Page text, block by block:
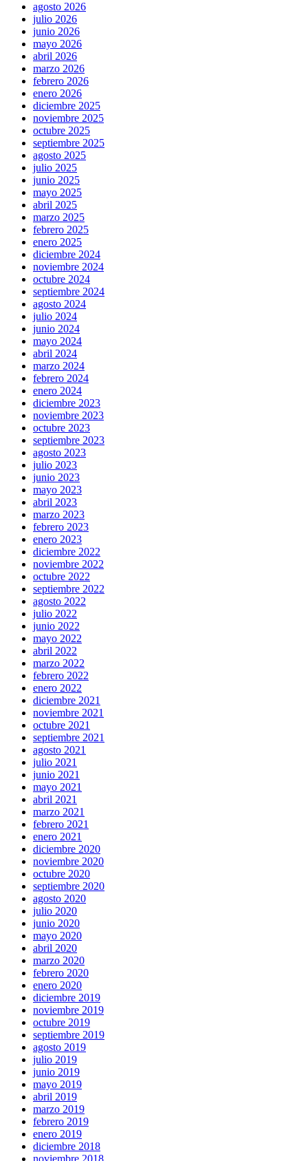
agosto 2026
julio 2026
junio 2026
mayo 2026
abril 2026
marzo 2026
febrero 2026
enero 2026
diciembre 2025
noviembre 2025
octubre 2025
septiembre 2025
agosto 2025
julio 2025
junio 2025
mayo 2025
abril 2025
marzo 2025
febrero 2025
enero 2025
diciembre 2024
noviembre 2024
octubre 2024
septiembre 2024
agosto 2024
julio 2024
junio 2024
mayo 2024
abril 2024
marzo 2024
febrero 2024
enero 2024
diciembre 2023
noviembre 2023
octubre 2023
septiembre 2023
agosto 2023
julio 2023
junio 2023
mayo 2023
abril 2023
marzo 2023
febrero 2023
enero 2023
diciembre 2022
noviembre 2022
octubre 2022
septiembre 2022
agosto 2022
julio 2022
junio 2022
mayo 2022
abril 2022
marzo 2022
febrero 2022
enero 2022
diciembre 2021
noviembre 2021
octubre 2021
septiembre 2021
agosto 2021
julio 2021
junio 2021
mayo 2021
abril 2021
marzo 2021
febrero 2021
enero 2021
diciembre 2020
noviembre 2020
octubre 2020
septiembre 2020
agosto 2020
julio 2020
junio 2020
mayo 2020
abril 2020
marzo 2020
febrero 2020
enero 2020
diciembre 2019
noviembre 2019
octubre 2019
septiembre 2019
agosto 2019
julio 2019
junio 2019
mayo 2019
abril 2019
marzo 2019
febrero 2019
enero 2019
diciembre 2018